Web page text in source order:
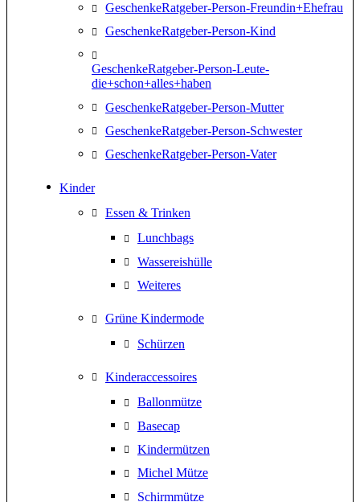
GeschenkeRatgeber-Person-Freundin+Ehefrau
GeschenkeRatgeber-Person-Kind
GeschenkeRatgeber-Person-Leute-
die+schon+alles+haben
GeschenkeRatgeber-Person-Mutter
GeschenkeRatgeber-Person-Schwester
GeschenkeRatgeber-Person-Vater
Kinder
Essen & Trinken
Lunchbags
Wassereishülle
Weiteres
Grüne Kindermode
Schürzen
Kinderaccessoires
Ballonmütze
Basecap
Kindermützen
Michel Mütze
Schirmmütze